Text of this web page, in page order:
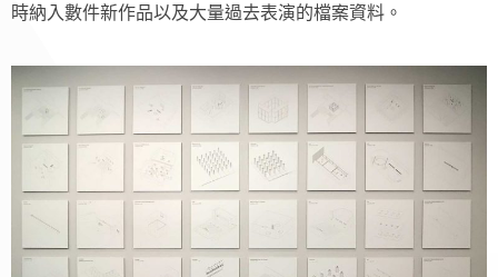
時納入數件新作品以及大量過去表演的檔案資料。